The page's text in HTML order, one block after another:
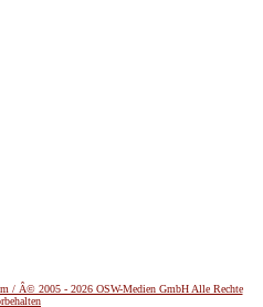
/ Â© 2005 - 2026 OSW-Medien GmbH Alle Rechte